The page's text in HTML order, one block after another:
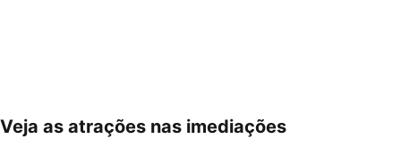
Ampliar mapa
Veja as atrações nas imediações